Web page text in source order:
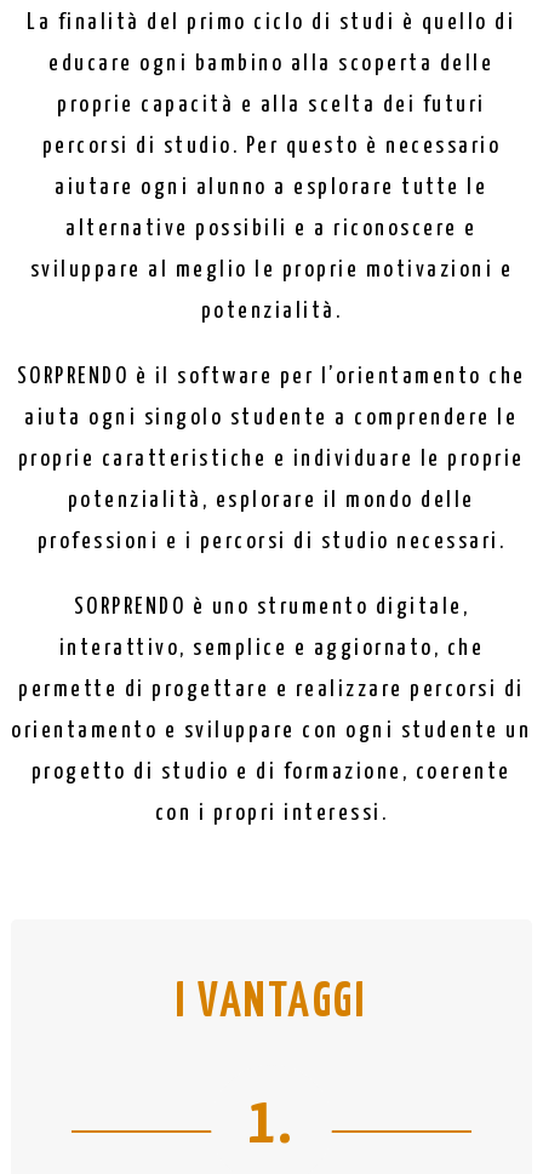
La finalità del primo ciclo di studi è quello di
educare ogni bambino alla scoperta delle
proprie capacità e alla scelta dei futuri
percorsi di studio. Per questo è necessario
aiutare ogni alunno a esplorare tutte le
alternative possibili e a riconoscere e
sviluppare al meglio le proprie motivazioni e
potenzialità.
SORPRENDO è il software per l’orientamento che
aiuta ogni singolo studente a comprendere le
proprie caratteristiche e individuare le proprie
potenzialità, esplorare il mondo delle
professioni e i percorsi di studio necessari.
SORPRENDO è uno strumento digitale,
interattivo, semplice e aggiornato, che
permette di progettare e realizzare percorsi di
orientamento e sviluppare con ogni studente un
progetto di studio e di formazione, coerente
con i propri interessi.
I VANTAGGI
1.